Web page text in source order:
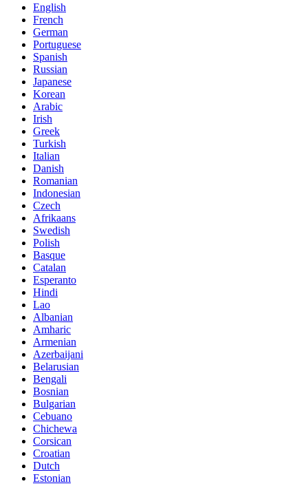
English
French
German
Portuguese
Spanish
Russian
Japanese
Korean
Arabic
Irish
Greek
Turkish
Italian
Danish
Romanian
Indonesian
Czech
Afrikaans
Swedish
Polish
Basque
Catalan
Esperanto
Hindi
Lao
Albanian
Amharic
Armenian
Azerbaijani
Belarusian
Bengali
Bosnian
Bulgarian
Cebuano
Chichewa
Corsican
Croatian
Dutch
Estonian